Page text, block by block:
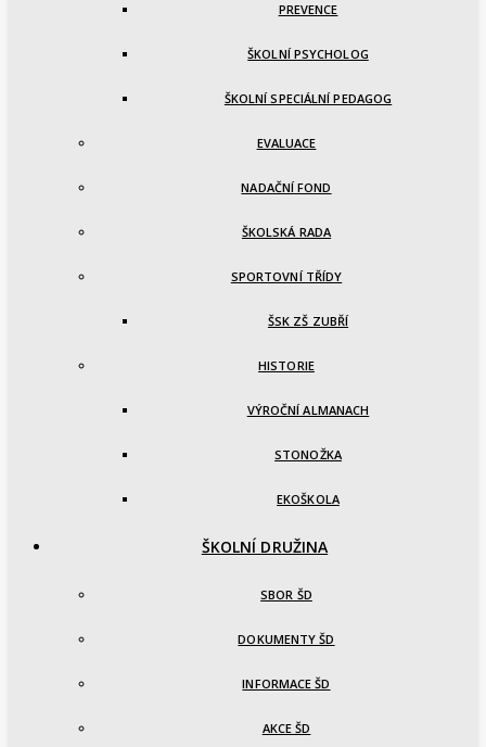
PREVENCE
ŠKOLNÍ PSYCHOLOG
ŠKOLNÍ SPECIÁLNÍ PEDAGOG
EVALUACE
NADAČNÍ FOND
ŠKOLSKÁ RADA
SPORTOVNÍ TŘÍDY
ŠSK ZŠ ZUBŘÍ
HISTORIE
VÝROČNÍ ALMANACH
STONOŽKA
EKOŠKOLA
ŠKOLNÍ DRUŽINA
SBOR ŠD
DOKUMENTY ŠD
INFORMACE ŠD
AKCE ŠD